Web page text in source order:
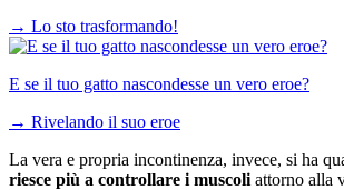
→ Lo sto trasformando!
E se il tuo gatto nascondesse un vero eroe?
→ Rivelando il suo eroe
La vera e propria incontinenza, invece, si ha
riesce più a controllare i muscoli attorno alla